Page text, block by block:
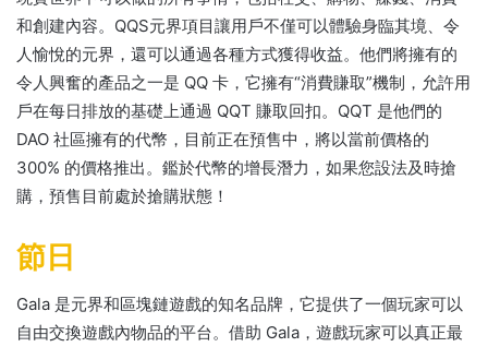
和創建內容。 QQS元界項目讓用戶不僅可以體驗身臨其境、令
人愉悅的元界，還可以通過各種方式獲得收益。 他們將擁有的
令人興奮的產品之一是 QQ 卡，它擁有“消費賺取”機制，允許用
戶在每日排放的基礎上通過 QQT 賺取回扣。 QQT 是他們的
DAO 社區擁有的代幣，目前正在預售中，將以當前價格的
300% 的價格推出。 鑑於代幣的增長潛力，如果您設法及時搶
購，預售目前處於搶購狀態！
節日
Gala 是元界和區塊鏈遊戲的知名品牌，它提供了一個玩家可以
自由交換遊戲內物品的平台。 借助 Gala，遊戲玩家可以真正最